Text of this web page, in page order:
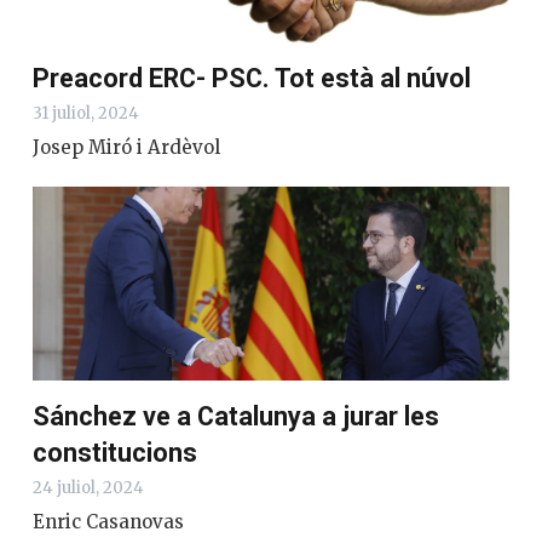
Preacord ERC- PSC. Tot està al núvol
31 juliol, 2024
Josep Miró i Ardèvol
Sánchez ve a Catalunya a jurar les
constitucions
24 juliol, 2024
Enric Casanovas